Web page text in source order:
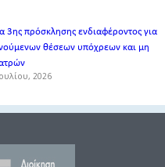
3ης πρόσκλησης ενδιαφέροντος για
θέσεων υπόχρεων και μη
2026